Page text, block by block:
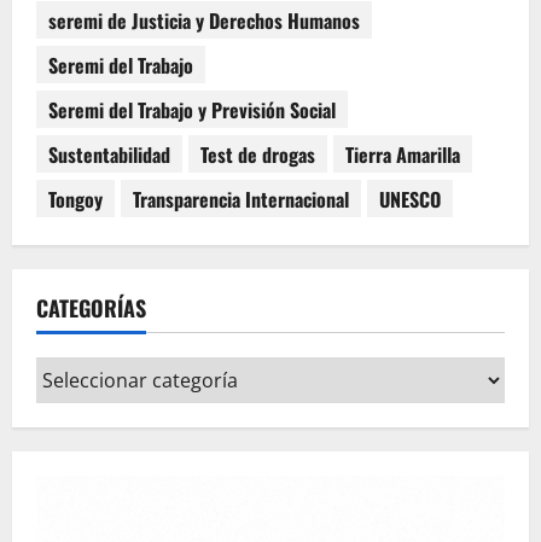
seremi de Justicia y Derechos Humanos
Seremi del Trabajo
Seremi del Trabajo y Previsión Social
Sustentabilidad
Test de drogas
Tierra Amarilla
Tongoy
Transparencia Internacional UNESCO
CATEGORÍAS
Categorías